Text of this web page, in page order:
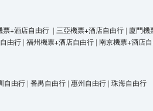
票+酒店自由行 | 三亞機票+酒店自由行 | 廈門機
由行 | 福州機票+酒店自由行 | 南京機票+酒店
自由行 | 番禺自由行 | 惠州自由行 | 珠海自由行